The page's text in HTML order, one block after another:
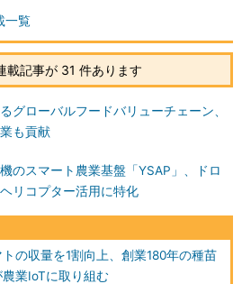
一覧
載記事が 31 件あります
グローバルフードバリューチェーン、
も貢献
のスマート農業基盤「YSAP」、ドロ
リコプター活用に特化
の収量を1割向上、創業180年の種苗
農業IoTに取り組む